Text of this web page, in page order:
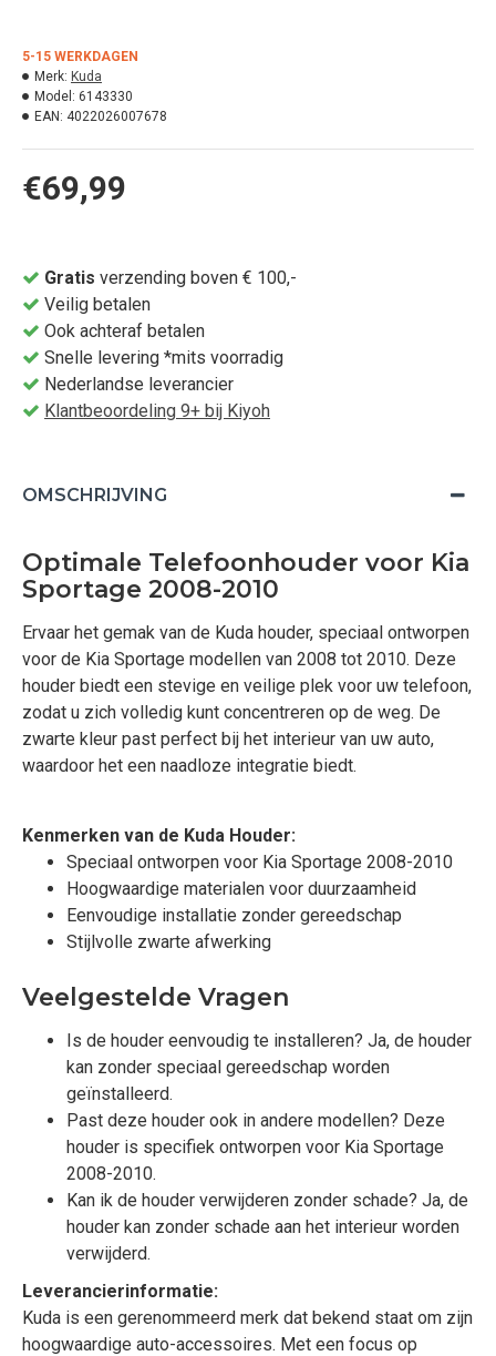
€69,99
5-15 WERKDAGEN
Merk: Kuda
Model: 6143330
EAN: 4022026007678
Gratis verzending boven € 100,-
Veilig betalen
Ook achteraf betalen
Snelle levering *mits voorradig
Nederlandse leverancier
Klantbeoordeling 9+ bij Kiyoh
OMSCHRIJVING
Optimale Telefoonhouder voor Kia
Sportage 2008-2010
Ervaar het gemak van de Kuda houder, speciaal ontworpen
voor de Kia Sportage modellen van 2008 tot 2010. Deze
houder biedt een stevige en veilige plek voor uw telefoon,
zodat u zich volledig kunt concentreren op de weg. De
zwarte kleur past perfect bij het interieur van uw auto,
waardoor het een naadloze integratie biedt.
Kenmerken van de Kuda Houder:
Speciaal ontworpen voor Kia Sportage 2008-2010
Hoogwaardige materialen voor duurzaamheid
Eenvoudige installatie zonder gereedschap
Stijlvolle zwarte afwerking
Veelgestelde Vragen
Is de houder eenvoudig te installeren? Ja, de houder
kan zonder speciaal gereedschap worden
geïnstalleerd.
Past deze houder ook in andere modellen? Deze
houder is specifiek ontworpen voor Kia Sportage
2008-2010.
Kan ik de houder verwijderen zonder schade? Ja, de
houder kan zonder schade aan het interieur worden
verwijderd.
Leverancierinformatie:
Kuda is een gerenommeerd merk dat bekend staat om zijn
hoogwaardige auto-accessoires. Met een focus op